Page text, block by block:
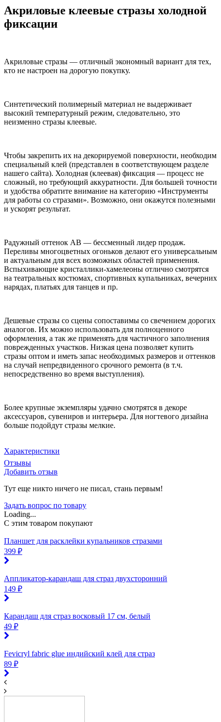
Акриловые клеевые стразы холодной
фиксации
Акриловые стразы — отличный экономный вариант для тех,
кто не настроен на дорогую покупку.
Синтетический полимерный материал не выдерживает
высокий температурный режим, следовательно, это
неизменно стразы клеевые.
Чтобы закрепить их на декорируемой поверхности, необходим
специальный клей (представлен в соответствующем разделе
нашего сайта). Холодная (клеевая) фиксация — процесс не
сложный, но требующий аккуратности. Для большей точности
и удобства обратите внимание на категорию «Инструменты
для работы со стразами». Возможно, они окажутся полезными
и ускорят результат.
Радужный оттенок AB — бессменный лидер продаж.
Переливы многоцветных огоньков делают его универсальным
и актуальным для всех возможных областей применения.
Вспыхивающие кристаллики-хамелеоны отлично смотрятся
на театральных костюмах, спортивных купальниках, вечерних
нарядах, платьях для танцев и пр.
Дешевые стразы со сцены сопоставимы со свечением дорогих
аналогов. Их можно использовать для полноценного
оформления, а так же применять для частичного заполнения
поврежденных участков. Низкая цена позволяет купить
стразы оптом и иметь запас необходимых размеров и оттенков
на случай непредвиденного срочного ремонта (в т.ч.
непосредственно во время выступления).
Более крупные экземпляры удачно смотрятся в декоре
аксессуаров, сувениров и интерьера. Для ногтевого дизайна
больше подойдут стразы мелкие.
Характеристики
Отзывы
Добавить отзыв
Тут еще никто ничего не писал, стань первым!
Задать вопрос по товару
Loading...
C этим товаром покупают
Планшет для расклейки купальников стразами
399 ₽
Аппликатор-карандаш для страз двухсторонний
149 ₽
Карандаш для страз восковый 17 см, белый
49 ₽
Fevicryl fabric glue индийский клей для страз
89 ₽